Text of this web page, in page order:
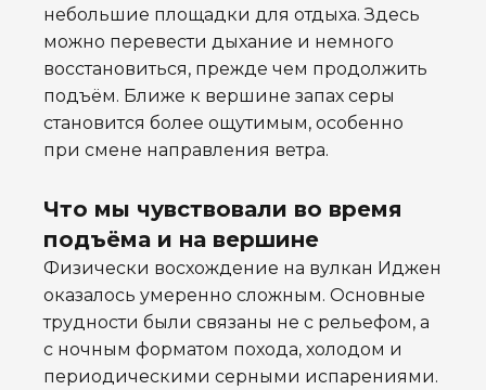
небольшие площадки для отдыха. Здесь
можно перевести дыхание и немного
восстановиться, прежде чем продолжить
подъём. Ближе к вершине запах серы
становится более ощутимым, особенно
при смене направления ветра.
Что мы чувствовали во время
подъёма и на вершине
Физически восхождение на вулкан Иджен
оказалось умеренно сложным. Основные
трудности были связаны не с рельефом, а
с ночным форматом похода, холодом и
периодическими серными испарениями.